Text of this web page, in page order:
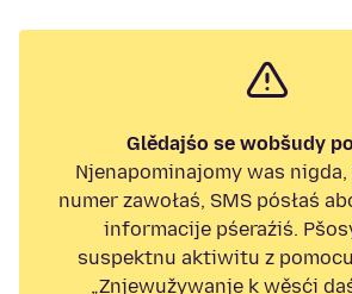
Glědajśo se wobšudy
Njenapominajomy was
numer zawołaś, SMS pósłaś
informacije pśeraźiś.
suspektnu aktiwitu z
„Znjewužywanje k wěsći